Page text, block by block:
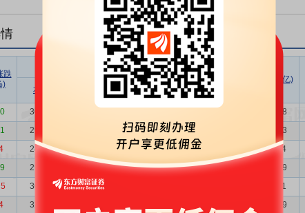
跌
股东户数
户均持
股市值
(万)
总市值(亿)
本次 增减
增减比例
(%)
30202 104.78
29712 752 2.60 36.06 107.13
28960 -833 -2.80 38.62 111.84
29793 30002 -209 -0.70 34.97 6.59 104.19
30002 32175 113.61
32175 209 104.19